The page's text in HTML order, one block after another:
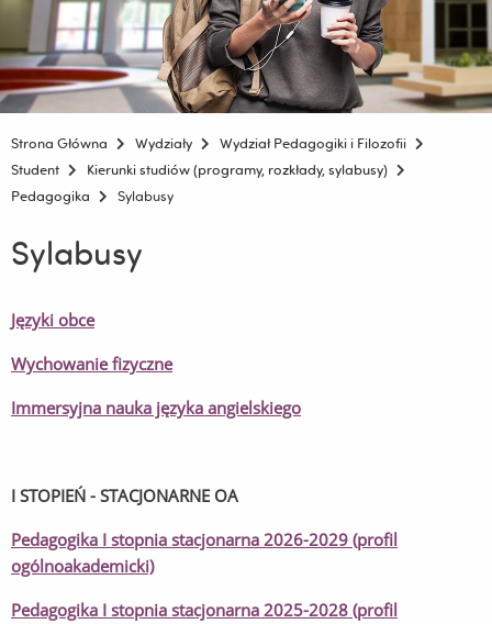
Strona Główna Wydziały
Wydział Pedagogiki i Filozofii
Student
Kierunki studiów (programy, rozkłady, sylabusy)
Pedagogika
Sylabusy
Sylabusy
Języki obce
Wychowanie fizyczne
Immersyjna nauka języka angielskiego
I STOPIEŃ - STACJONARNE OA
Pedagogika I stopnia stacjonarna 2026-2029 (profil
ogólnoakademicki)
Pedagogika I stopnia stacjonarna 2025-2028 (profil